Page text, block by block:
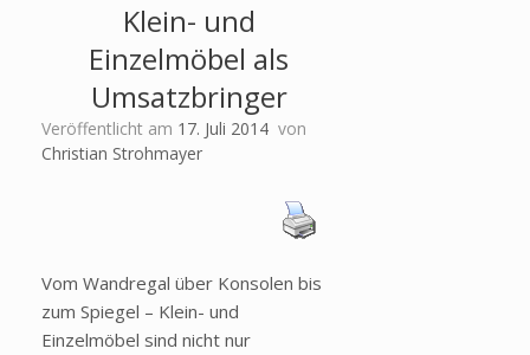
Klein- und
Einzelmöbel als
Umsatzbringer
Veröffentlicht am 17. Juli 2014 von
Christian Strohmayer
Vom Wandregal über Konsolen bis
zum Spiegel – Klein- und
Einzelmöbel sind nicht nur